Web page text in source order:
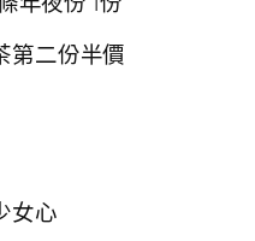
第二份半價
女心